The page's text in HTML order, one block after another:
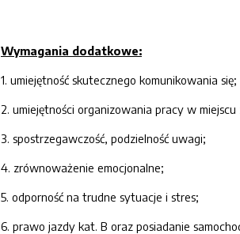
Wymagania dodatkowe:
1. umiejętność skutecznego komunikowania się;
2. umiejętności organizowania pracy w
3. spostrzegawczość, podzielność uwagi;
4. zrównoważenie emocjonalne;
5. odporność na trudne sytuacje i stres;
6. prawo jazdy kat. B oraz posiadanie